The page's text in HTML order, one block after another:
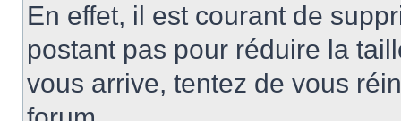
En effet, il est courant de
postant pas pour réduire la
vous arrive, tentez de vous